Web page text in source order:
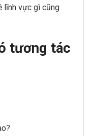
lĩnh vực gì cũng
tương tác